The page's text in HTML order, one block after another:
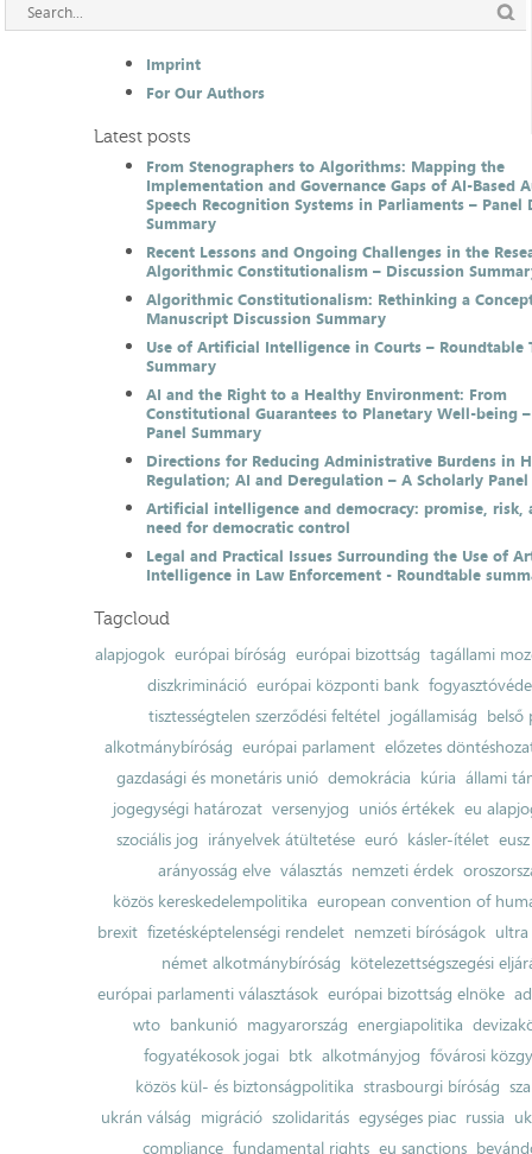
Imprint
For Our Authors
Latest posts
From Stenographers to Algorithms: Mapping the
Implementation and Governance Gaps of AI-Based
Speech Recognition Systems in Parliaments – Panel
Summary
Recent Lessons and Ongoing Challenges in the
Algorithmic Constitutionalism – Discussion
Algorithmic Constitutionalism: Rethinking a
Manuscript Discussion Summary
Use of Artificial Intelligence in Courts – Roundtable
Summary
AI and the Right to a Healthy Environment: From
Constitutional Guarantees to Planetary Well-being
Panel Summary
Directions for Reducing Administrative Burdens in
Regulation; AI and Deregulation – A Scholarly
Artificial intelligence and democracy: promise, risk,
need for democratic control
Legal and Practical Issues Surrounding the Use of
Intelligence in Law Enforcement - Roundtable
Tagcloud
alapjogok európai bíróság európai bizottság tagállami
diszkrimináció európai központi bank
tisztességtelen szerződési feltétel jogállamiság belső
alkotmánybíróság európai parlament előzetes
gazdasági és monetáris unió demokrácia kúria állami
jogegységi határozat versenyjog uniós értékek eu
szociális jog irányelvek átültetése euró kásler-ítélet
arányosság elve választás nemzeti érdek
közös kereskedelempolitika european convention of
brexit fizetésképtelenségi rendelet nemzeti bíróságok ultra
német alkotmánybíróság kötelezettségszegési
európai parlamenti választások európai bizottság elnöke
wto bankunió magyarország energiapolitika
fogyatékosok jogai btk alkotmányjog fővárosi
közös kül- és biztonságpolitika strasbourgi bíróság
ukrán válság migráció szolidaritás egységes piac russia
compliance fundamental rights eu sanctions